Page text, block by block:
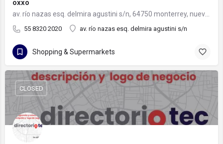
oxxo
55 8320 2020 av. río nazas esq. delmira agustini s/n
Shopping & Supermarkets
CLOSED